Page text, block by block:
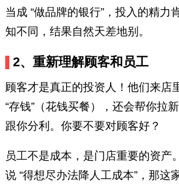
当成 “做品牌的银行”，投入的精力
知不同，结果自然天差地别。
2、重新理解顾客和员工
顾客才是真正的投资人！他们来店
“存钱”（花钱买餐），还会帮你拉
跟你分利。你要不要对顾客好？
员工不是成本，是门店重要的资产
说 “得想尽办法降人工成本”，那这